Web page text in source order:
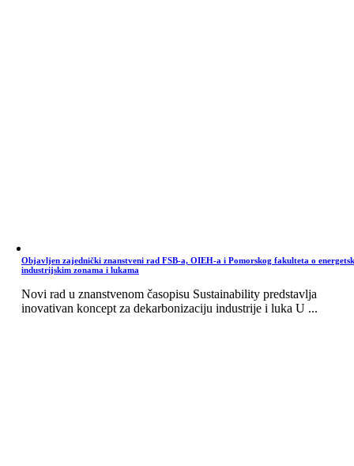
Objavljen zajednički znanstveni rad FSB-a, OIEH-a i Pomorskog fakulteta o
industrijskim zonama i lukama
Novi rad u znanstvenom časopisu Sustainability predstavlja
inovativan koncept za dekarbonizaciju industrije i luka U ...